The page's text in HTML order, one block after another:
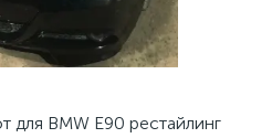
для BMW Е90 рестайлинг